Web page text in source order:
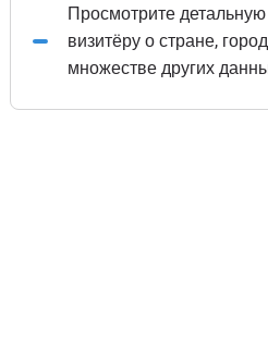
Просмотрите детальную
визитёру о стране,
множестве других